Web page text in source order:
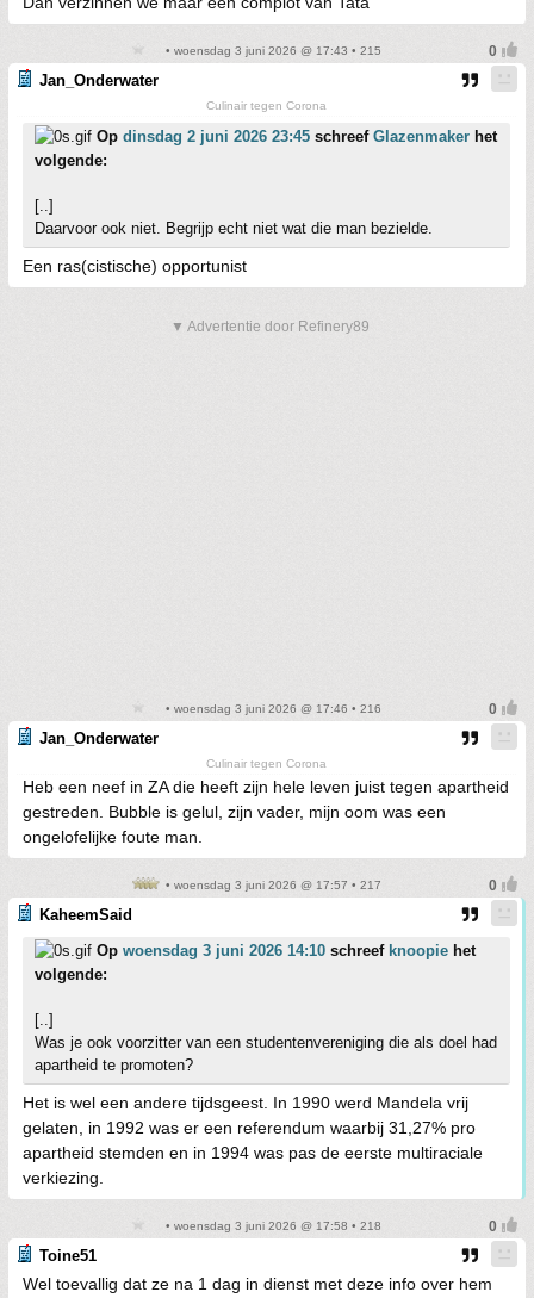
• woensdag 3 juni 2026 @ 17:43 • 215
Jan_Onderwater
Culinair tegen Corona
Op dinsdag 2 juni 2026 23:45 schreef Glazenmaker het
volgende:
[..]
Daarvoor ook niet. Begrijp echt niet wat die man bezielde.
Een ras(cistische) opportunist
▼ Advertentie door Refinery89
• woensdag 3 juni 2026 @ 17:46 • 216
Jan_Onderwater
Culinair tegen Corona
Heb een neef in ZA die heeft zijn hele leven juist tegen apartheid
gestreden. Bubble is gelul, zijn vader, mijn oom was een
ongelofelijke foute man.
• woensdag 3 juni 2026 @ 17:57 • 217
KaheemSaid
Op woensdag 3 juni 2026 14:10 schreef knoopie het
volgende:
[..]
Was je ook voorzitter van een studentenvereniging die als doel had
apartheid te promoten?
Het is wel een andere tijdsgeest. In 1990 werd Mandela vrij
gelaten, in 1992 was er een referendum waarbij 31,27% pro
apartheid stemden en in 1994 was pas de eerste multiraciale
verkiezing.
• woensdag 3 juni 2026 @ 17:58 • 218
Toine51
Wel toevallig dat ze na 1 dag in dienst met deze info over hem